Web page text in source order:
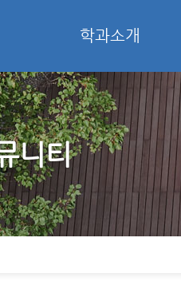
학과소개
니티